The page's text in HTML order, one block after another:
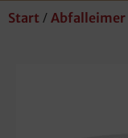
Start / Abfalleimer